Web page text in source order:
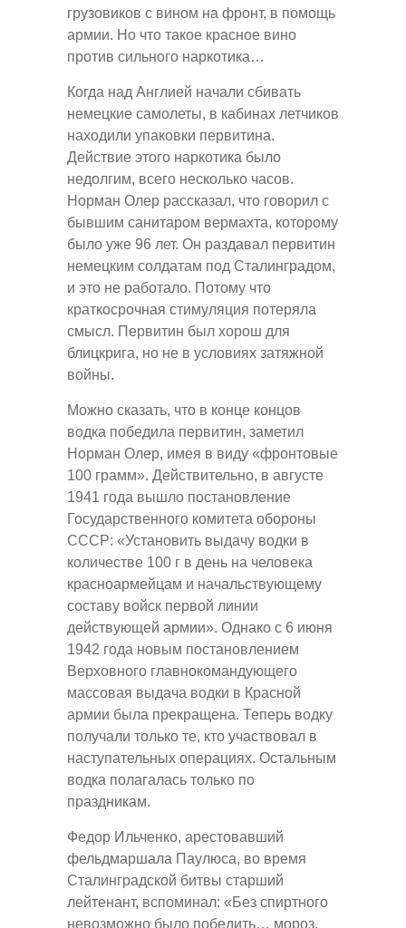
грузовиков с вином на фронт, в помощь
армии. Но что такое красное вино
против сильного наркотика…
Когда над Англией начали сбивать
немецкие самолеты, в кабинах летчиков
находили упаковки первитина.
Действие этого наркотика было
недолгим, всего несколько часов.
Норман Олер рассказал, что говорил с
бывшим санитаром вермахта, которому
было уже 96 лет. Он раздавал первитин
немецким солдатам под Сталинградом,
и это не работало. Потому что
краткосрочная стимуляция потеряла
смысл. Первитин был хорош для
блицкрига, но не в условиях затяжной
войны.
Можно сказать, что в конце концов
водка победила первитин, заметил
Норман Олер, имея в виду «фронтовые
100 грамм». Действительно, в августе
1941 года вышло постановление
Государственного комитета обороны
СССР: «Установить выдачу водки в
количестве 100 г в день на человека
красноармейцам и начальствующему
составу войск первой линии
действующей армии». Однако с 6 июня
1942 года новым постановлением
Верховного главнокомандующего
массовая выдача водки в Красной
армии была прекращена. Теперь водку
получали только те, кто участвовал в
наступательных операциях. Остальным
водка полагалась только по
праздникам.
Федор Ильченко, арестовавший
фельдмаршала Паулюса, во время
Сталинградской битвы старший
лейтенант, вспоминал: «Без спиртного
невозможно было победить… мороз.